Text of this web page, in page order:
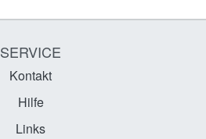
SERVICE
Kontakt
Hilfe
Links